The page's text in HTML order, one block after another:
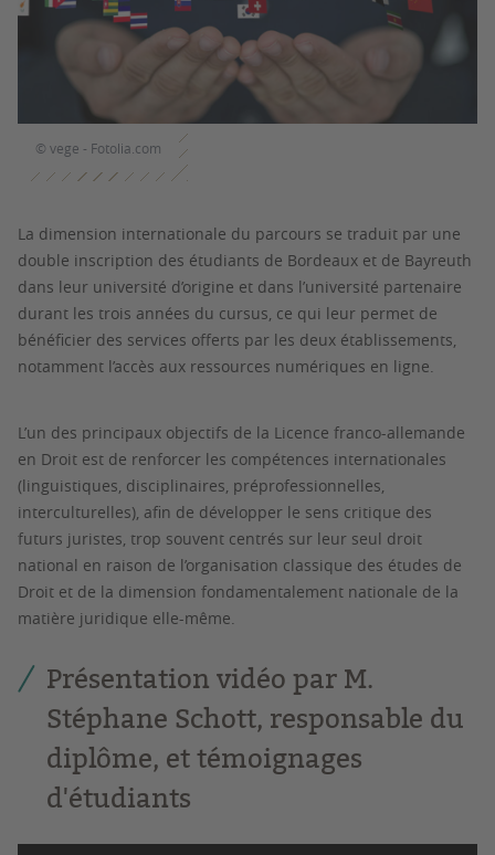
© vege - Fotolia.com
La dimension internationale du parcours se traduit par une
double inscription des étudiants de Bordeaux et de Bayreuth
dans leur université d’origine et dans l’université partenaire
durant les trois années du cursus, ce qui leur permet de
bénéficier des services offerts par les deux établissements,
notamment l’accès aux ressources numériques en ligne.
L’un des principaux objectifs de la Licence franco-allemande
en Droit est de renforcer les compétences internationales
(linguistiques, disciplinaires, préprofessionnelles,
interculturelles), afin de développer le sens critique des
futurs juristes, trop souvent centrés sur leur seul droit
national en raison de l’organisation classique des études de
Droit et de la dimension fondamentalement nationale de la
matière juridique elle-même.
Présentation vidéo par M.
Stéphane Schott, responsable du
diplôme, et témoignages
d'étudiants